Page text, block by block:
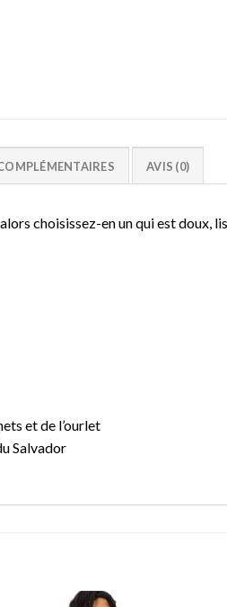
AVIS (0)
choisissez-en un qui est doux,
et de l’ourlet
Salvador